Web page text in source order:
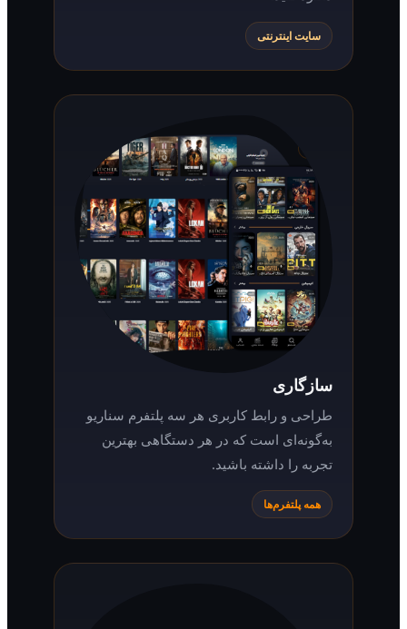
سایت اینترنتی
طراحی و رابط کاربری هر سه پلتفرم سناریو
به‌گونه‌ای است که در هر دستگاهی بهترین
تجربه را داشته باشید.
همه پلتفرم‌ها